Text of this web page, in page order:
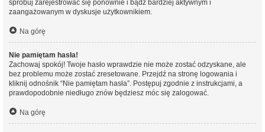
spróbuj zarejestrować się ponownie i bądź bardziej aktywnym i
zaangażowanym w dyskusje użytkownikiem.
Na górę
Nie pamiętam hasła!
Zachowaj spokój! Twoje hasło wprawdzie nie może zostać odzyskane, ale
bez problemu może zostać zresetowane. Przejdź na stronę logowania i
kliknij odnośnik “Nie pamiętam hasła”. Postępuj zgodnie z instrukcjami, a
prawdopodobnie niedługo znów będziesz móc się zalogować.
Na górę